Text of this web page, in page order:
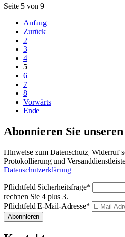
Seite 5 von 9
Anfang
Zurück
2
3
4
5
6
7
8
Vorwärts
Ende
Abonnieren Sie
Hinweise zum Datenschutz, Widerruf
Protokollierung und
Datenschutzerklärung.
Pflichtfeld Sicherheitsfrage*
rechnen Sie 4 plus 3.
Pflichtfeld E-Mail-Adresse*
Abonnieren